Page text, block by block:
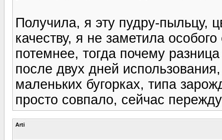
Получила, я эту пудру-пыльцу,
качеству, я не заметила
потемнее, тогда почему
после двух дней
маленьких бугорках, типа
просто совпало, сейчас
Arti